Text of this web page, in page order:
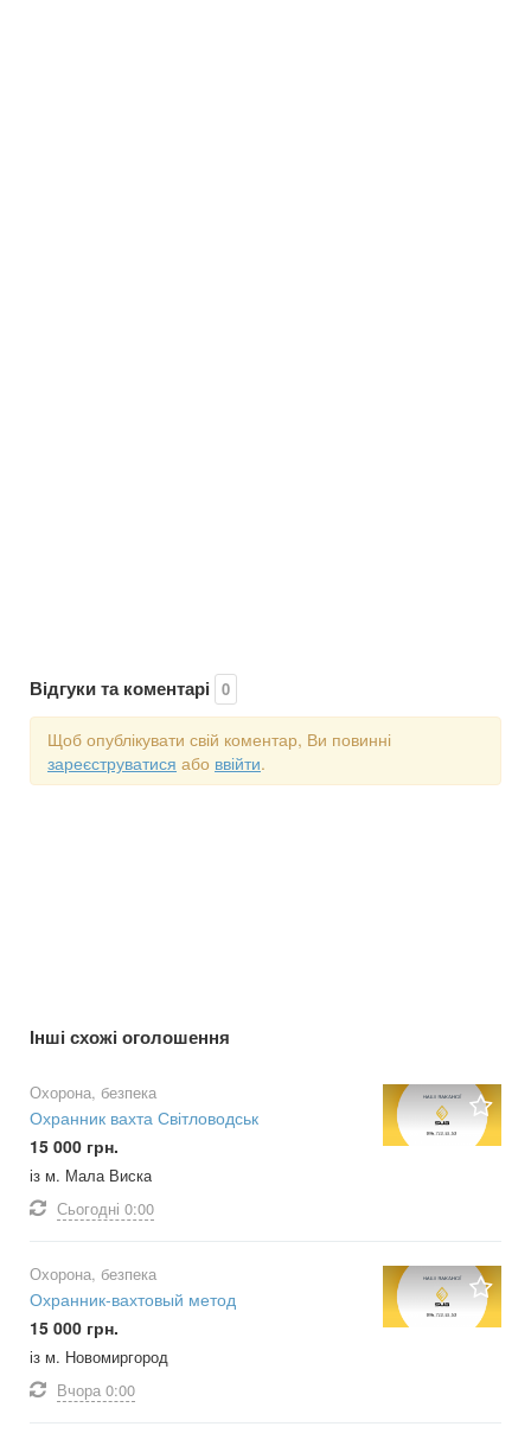
Відгуки та коментарі 0
Щоб опублікувати свій коментар, Ви повинні
зареєструватися або ввійти.
Інші схожі оголошення
Охорона, безпека
Охранник вахта Світловодськ
15 000 грн.
із м. Мала Виска
Сьогодні 0:00
Охорона, безпека
Охранник-вахтовый метод
15 000 грн.
із м. Новомиргород
Вчора 0:00